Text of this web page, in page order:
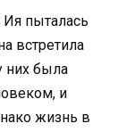
пыталась
встретила
них была
и
жизнь в